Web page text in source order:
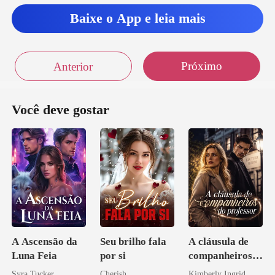
Baixe o App e leia mais
Anterior Próximo
Você deve gostar
A Ascensão da
Luna Feia
Seu brilho fala
por si
A cláusula de
companheiros
do professor